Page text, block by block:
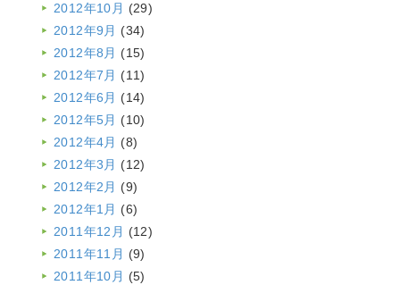
2012年10月 (29)
2012年9月 (34)
2012年8月 (15)
2012年7月 (11)
2012年6月 (14)
2012年5月 (10)
2012年4月 (8)
2012年3月 (12)
2012年2月 (9)
2012年1月 (6)
2011年12月 (12)
2011年11月 (9)
2011年10月 (5)